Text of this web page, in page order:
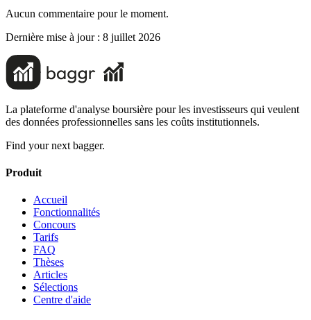
Aucun commentaire pour le moment.
Dernière mise à jour : 8 juillet 2026
La plateforme d'analyse boursière pour les investisseurs qui veulent
des données professionnelles sans les coûts institutionnels.
Find your next bagger.
Produit
Accueil
Fonctionnalités
Concours
Tarifs
FAQ
Thèses
Articles
Sélections
Centre d'aide